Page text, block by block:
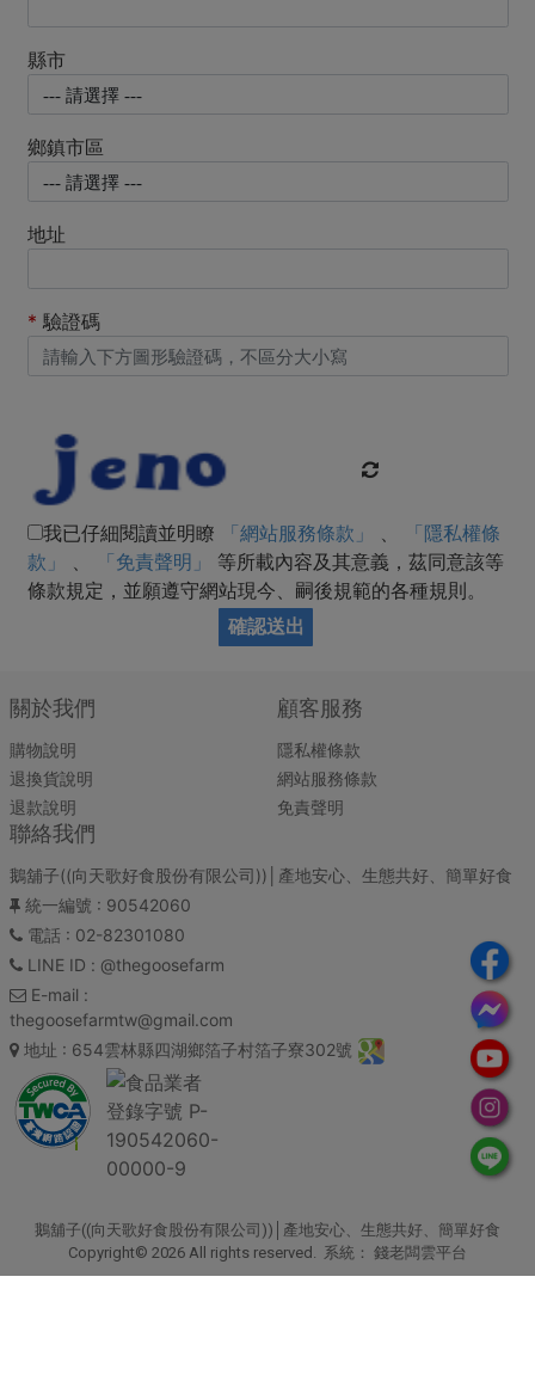
縣市
鄉鎮市區
地址
* 驗證碼
我已仔細閱讀並明瞭 「網站服務條款」 、
「隱私權條
款」
、 「免責聲明」
等所載內容及其意義，茲同意該等
條款規定，並願遵守網站現今、嗣後規範的各種規則。
確認送出
關於我們
購物說明
退換貨說明
退款說明
顧客服務
隱私權條款
網站服務條款
免責聲明
聯絡我們
鵝舖子((向天歌好食股份有限公司))│產地安心、生態共好、簡單好食
統一編號 : 90542060
電話: 02-82301080
LINE ID : @thegoosefarm
E-mail :
thegoosefarmtw@gmail.com
地址 : 654雲林縣四湖鄉箔子村箔子寮302號
鵝舖子((向天歌好食股份有限公司))│產地安心、生態共好、簡單好食
Copyright© 2026 All rights reserved. 系統： 錢老闆雲平台